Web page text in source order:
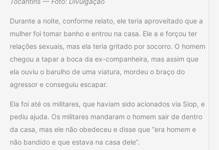
Durante a noite, conforme relato, ele teria aproveitado que a
mulher foi tomar banho e entrou na casa. Ele a e forçou ter
relações sexuais, mas ela teria gritado por socorro. O homem
chegou a tapar a boca da ex-companheira, mas assim que
ela ouviu o barulho de uma viatura, mordeu o braço do
agressor e conseguiu escapar.
Ela foi até os militares, que haviam sido acionados via Siop, e
pediu ajuda. Os militares mandaram o homem sair de dentro
da casa, mas ele não obedeceu e disse que “era homem e
não bandido e que estava na casa dele”.